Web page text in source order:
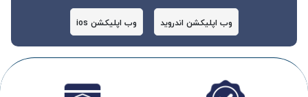
وب اپلیکشن اندروید وب اپلیکشن ios